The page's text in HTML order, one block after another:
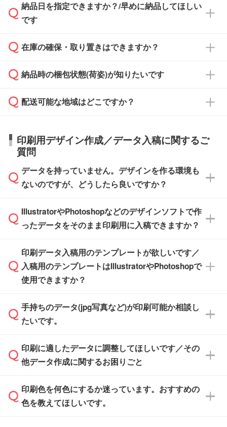
また、卒業・卒園記念品で対策委員会や個人様
校や幼稚園・保育園であれば、同様の条件でご
ご希望の際は担当スタッフまでお気軽にご相談
ください。
ず、通常はPDFデータをメール添付でお送りし
ます。
たは注文フォームの『ご注文に関する備考欄』
・印刷する場合(500個程度)
ご入金、イメージ画像の校了から約2週間～2
ご入金確認後、1～2営業日で出荷いたしま
タッフまでお問い合わせください。
ル」に注文予定日をご入力いただくと、おおよ
その締切日や出荷目安をご確認いただけます。
品が決まりましたらお早めのご発注をお願いい
たします。
※土日祝日を除く営業日換算です。
※沖縄・離島は追加日数がかかります。
納品日を指定できますか？/早めに納品してほしい
です
ご希望の納期がある場合は、お問い合わせ・お
い。
応が可能かご案内いたします。
す。>>対象商品はこちら
※最短出荷日は商品によって異なります。各商
品ページにてご確認ください
在庫の確保・取り置きはできますか？
ご入金確認後に在庫を確保し、注文確定のご連
はできかねますので予めご了承ください。
納品時の梱包状態(荷姿)が知りたいです
商品によって異なります。各ページにある商品
す。(白箱、化粧箱、ブリスターパックなど)
【袋入り】 商品がひとつずつ袋に入っていま
す。(透明袋、デザイン袋など)
【個包装なし】 個包装がされていない状態で
※化粧箱から白箱への入れ替えや、オリジナル
箱の作成は原則承っておりません。
配送可能な地域はどこですか？
日本全国へお届けが可能です。なお、海外への
直接納品は行っておりませんので予めご了承く
ださい。
印刷用デザイン作成／データ入稿に関するご
質問
データを持っていません。デザインを作る環境も
ないのですが、どうしたら良いですか？
無料の「デザインシミュレーター」を使えば、
PCやスマホから簡単にデザインを作成できま
ザインソフトがなくても安心です。
また、「データ作成サービス
せいただければ、弊社にて無料でデザインデー
タを1点作成いたします。
IllustratorやPhotoshopなどのデザインソフトで作
ったデータをそのまま印刷用に入稿できますか？
IllustratorやPhotoshop、CLIP STUDIOなどのデ
ザインソフトでこだわりのデザインを作成した
い方は、完全データ入稿
積・ご注文フォームにアップロードしてご入稿
ください。
ご入稿後は経験豊富なスタッフがデータに不備
がないかチェックし、お客様と確認してから印
刷に進みますので、ご安心ください。
印刷データ入稿用のテンプレートが欲しいです／
入稿用のテンプレートはIllustratorやPhotoshopで
使用できますか？
一部商品は入稿用テンプレートのご用意があり
ます。各商品ページの『印刷方法・テンプレー
入稿用のテンプレートはPDF形式ですが、
IllustratorやPhotoshopで開いてご利用いただけ
方」をご確認ください。
手持ちのデータ(jpg写真など)が印刷可能か相談し
たいです。
印刷に適したデータ・解像度かどうか、担当ス
タッフが事前に確認いたします。
ムへ添付いただくか、担当スタッフ宛にメール
でお送りください。
印刷に適したデータに調整してほしいです／その
他データ作成に関するお困りごと
データ作成でお困りの際には、担当スタッフが
サポートいたしますのでお気軽にご相談くださ
印刷色を何色にするか迷っています。おすすめの
色を教えてほしいです。